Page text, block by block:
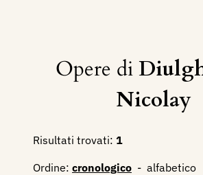
Opere di
Nicolay
Risultati trovati: 1
Ordine: cronologico - alfabetico